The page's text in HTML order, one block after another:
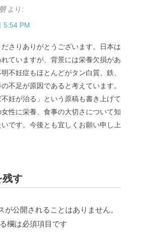
より:
5:54 PM
さりありがとうございます。日本は
ていますが、背景には栄養欠損があ
不妊症もほとんどがタン白質、鉄、
不足が原因であると考えています。
不妊が治る」という原稿も書き上げて
性に栄養、食事の大切さについて知
です。今後とも宜しくお願い申し上
残す
が公開されることはありません。
欄は必須項目です